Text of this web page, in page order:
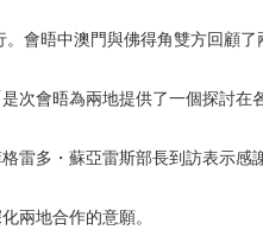
會晤中澳門與佛得角雙方回顧了
次會晤為兩地提供了一個探討
雷多・蘇亞雷斯部長到訪表示感
兩地合作的意願。